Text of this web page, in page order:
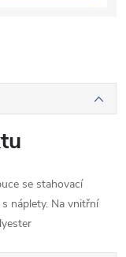
se stahovací
náplety. Na vnitřní